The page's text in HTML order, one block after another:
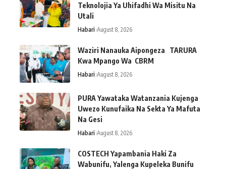
Teknolojia Ya Uhifadhi Wa Misitu Na
Utali
Habari August 8, 2026
Waziri Nanauka Aipongeza TARURA
Kwa Mpango Wa CBRM ‎
Habari August 8, 2026
PURA Yawataka Watanzania Kujenga
Uwezo Kunufaika Na Sekta Ya Mafuta
Na Gesi
Habari August 8, 2026
COSTECH Yapambania Haki Za
Wabunifu, Yalenga Kupeleka Bunifu